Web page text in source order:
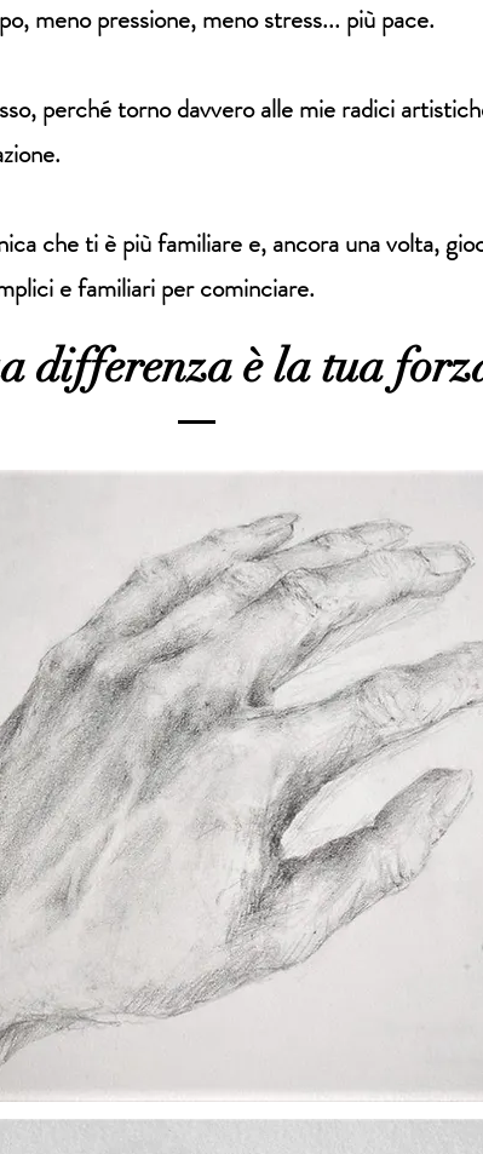
meno pressione, meno stress... più pace.
perché torno davvero alle mie radici
che ti è più familiare e, ancora una volta,
e familiari per cominciare.
differenza è la tua